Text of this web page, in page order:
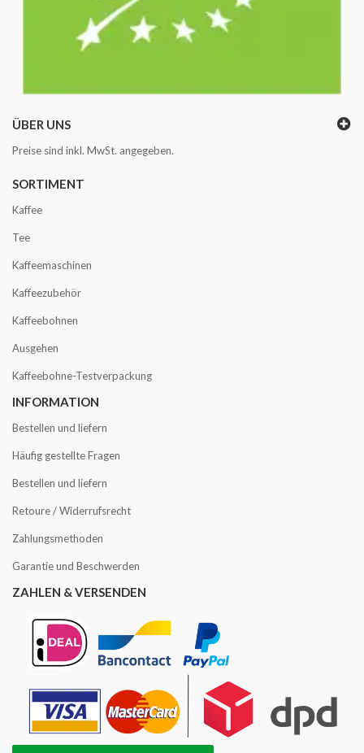
ÜBER UNS
Preise sind inkl. MwSt. angegeben.
SORTIMENT
Kaffee
Tee
Kaffeemaschinen
Kaffeezubehör
Kaffeebohnen
Ausgehen
Kaffeebohne-Testverpackung
INFORMATION
Bestellen und liefern
Häufig gestellte Fragen
Bestellen und liefern
Retoure / Widerrufsrecht
Zahlungsmethoden
Garantie und Beschwerden
ZAHLEN & VERSENDEN